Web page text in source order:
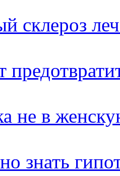
склероз
не в
знать